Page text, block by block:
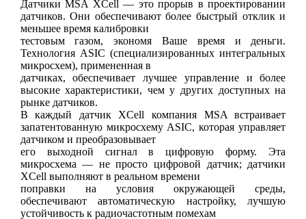
Датчики MSA XCell — это прорыв в проектировании
датчиков. Они обеспечивают более быстрый отклик и
меньшее время калибровки
тестовым газом, экономя Ваше время и деньги.
Технология ASIC (специализированных интегральных
микросхем), примененная в
датчиках, обеспечивает лучшее управление и более
высокие характеристики, чем у других доступных на
рынке датчиков.
В каждый датчик XCell компания MSA встраивает
запатентованную микросхему ASIC, которая управляет
датчиком и преобразовывает
его выходной сигнал в цифровую форму. Эта
микросхема — не просто цифровой датчик; датчики
XCell выполняют в реальном времени
поправки на условия окружающей среды,
обеспечивают автоматическую настройку, лучшую
устойчивость к радиочастотным помехам